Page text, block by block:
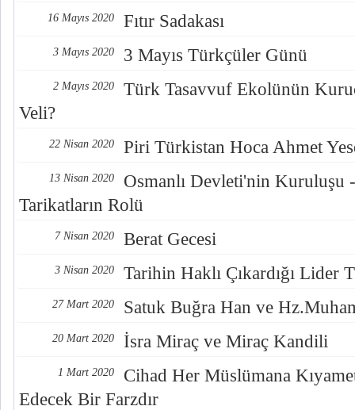
16 Mayıs 2020 Fıtır Sadakası
3 Mayıs 2020 3 Mayıs Türkçüler Günü
2 Mayıs 2020
Türk Tasavvuf Ekolünün
Veli?
22 Nisan 2020 Piri Türkistan Hoca Ahmet
13 Nisan 2020
Osmanlı Devleti'nin Kuruluşu
Tarikatların Rolü
7 Nisan 2020 Berat Gecesi
3 Nisan 2020 Tarihin Haklı Çıkardığı Lider
27 Mart 2020 Satuk Buğra Han ve
20 Mart 2020 İsra Miraç ve Miraç Kandili
1 Mart 2020
Cihad Her Müslümana
Edecek Bir Farzdır